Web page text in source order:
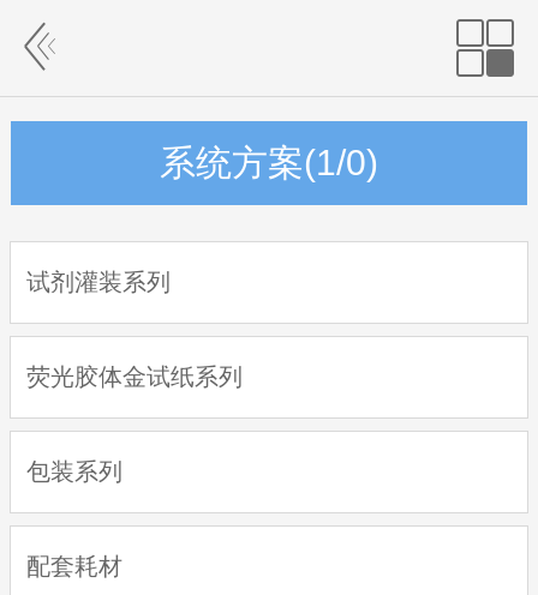
系统方案(1/0)
试剂灌装系列
荧光胶体金试纸系列
包装系列
配套耗材